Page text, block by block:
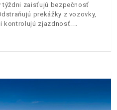
týždni zaisťujú bezpečnosť
prekážky z vozovky,
kontrolujú zjazdnosť.